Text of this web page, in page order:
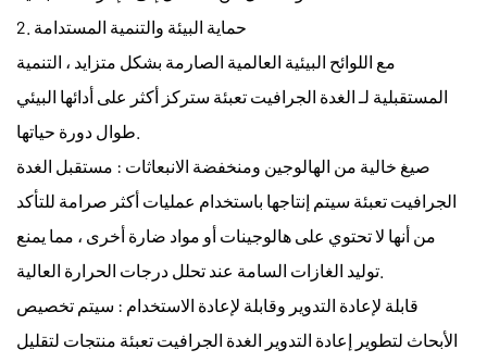
2. حماية البيئة والتنمية المستدامة
مع اللوائح البيئية العالمية الصارمة بشكل متزايد ، التنمية
المستقبلية لـ الغدة الجرافيت تعبئة ستركز أكثر على أدائها البيئي
صيغ خالية من الهالوجين ومنخفضة الانبعاثات : مستقبل الغدة
الجرافيت تعبئة سيتم إنتاجها باستخدام عمليات أكثر صرامة للتأكد
من أنها لا تحتوي على هالوجينات أو مواد ضارة أخرى ، مما يمنع
قابلة لإعادة التدوير وقابلة لإعادة الاستخدام : سيتم تخصيص
الأبحاث لتطوير إعادة التدوير الغدة الجرافيت تعبئة منتجات لتقليل